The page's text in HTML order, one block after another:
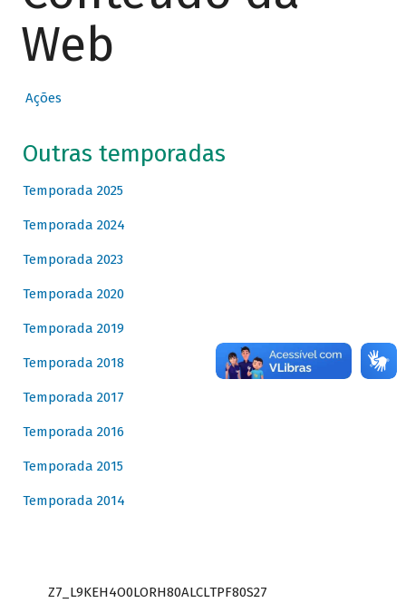
Web
Ações
Outras temporadas
Temporada 2025
Temporada 2024
Temporada 2023
Temporada 2020
Temporada 2019
Temporada 2018
Temporada 2017
Temporada 2016
Temporada 2015
Temporada 2014
Z7_L9KEH4O0LORH80ALCLTPF80S27